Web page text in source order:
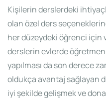
Kişilerin derslerdeki
olan özel ders
her düzeydeki öğrenci için
derslerin evlerde
yapılması da son derece
oldukça avantaj sağlayan
iyi şekilde gelişmek ve